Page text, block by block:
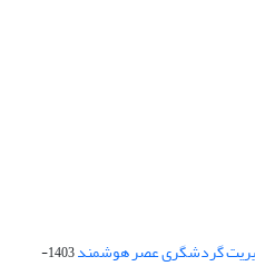
گردشگری عصر هوشمند
1403-